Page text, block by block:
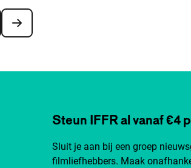
Steun IFFR al vanaf €4
Sluit je aan bij een groep
filmliefhebbers. Maak